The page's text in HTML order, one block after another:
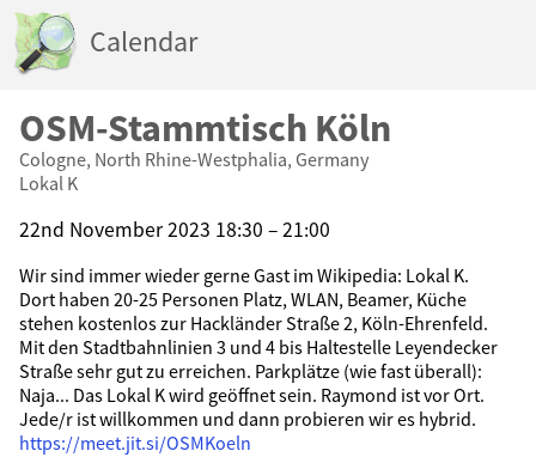
Calendar
OSM-Stammtisch Köln
Cologne, North Rhine-Westphalia, Germany
Lokal K
22nd November 2023 18:30 – 21:00
Wir sind immer wieder gerne Gast im Wikipedia: Lokal K.
Dort haben 20-25 Personen Platz, WLAN, Beamer, Küche
stehen kostenlos zur Hackländer Straße 2, Köln-Ehrenfeld.
Mit den Stadtbahnlinien 3 und 4 bis Haltestelle Leyendecker
Straße sehr gut zu erreichen. Parkplätze (wie fast überall):
Naja... Das Lokal K wird geöffnet sein. Raymond ist vor Ort.
Jede/r ist willkommen und dann probieren wir es hybrid.
https://meet.jit.si/OSMKoeln